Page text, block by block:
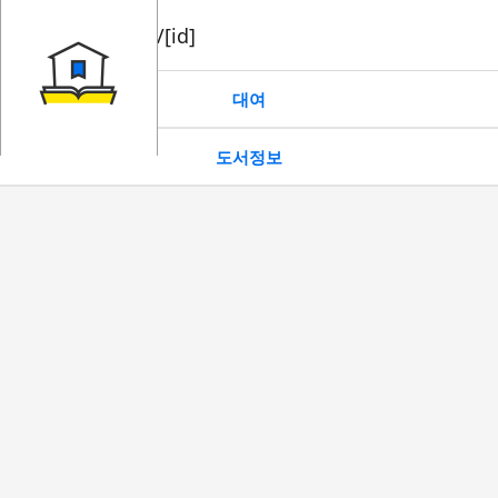
book/rent/[id]
대여
도서정보